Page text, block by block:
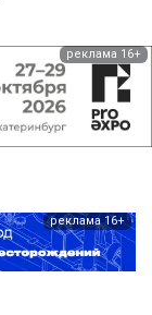
реклама 16+
реклама 16+